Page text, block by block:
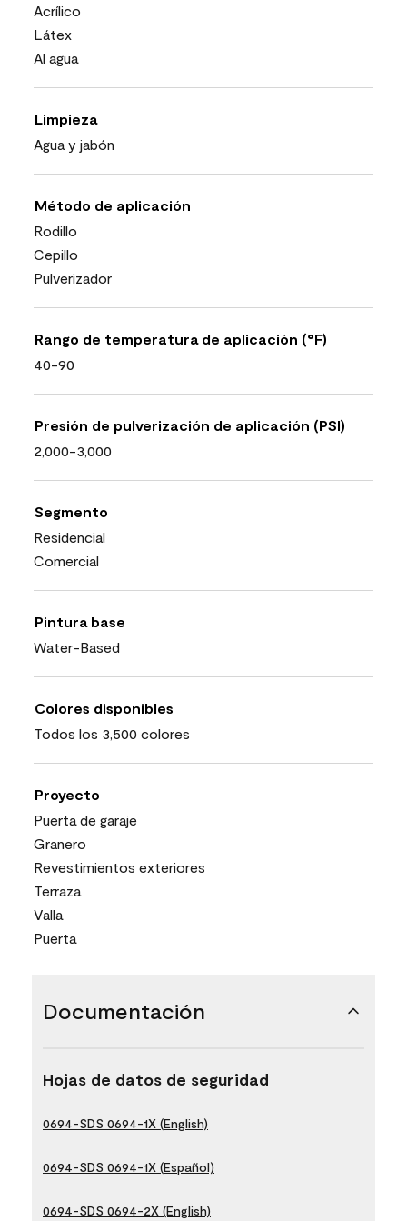
Acrílico
Látex
Al agua
Limpieza
Agua y jabón
Método de aplicación
Rodillo
Cepillo
Pulverizador
Rango de temperatura de aplicación (°F)
40-90
Presión de pulverización de aplicación (PSI)
2,000-3,000
Segmento
Residencial
Comercial
Pintura base
Water-Based
Colores disponibles
Todos los 3,500 colores
Proyecto
Puerta de garaje
Granero
Revestimientos exteriores
Terraza
Valla
Puerta
Documentación
Hojas de datos de seguridad
0694-SDS 0694-1X (English)
0694-SDS 0694-1X (Español)
0694-SDS 0694-2X (English)